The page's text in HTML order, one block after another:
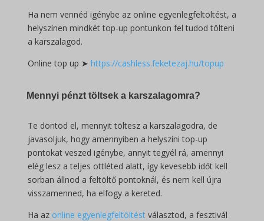
Ha nem vennéd igénybe az online egyenlegfeltöltést, a
helyszínen mindkét top-up pontunkon fel tudod tölteni
a karszalagod.
Online top up ➤ https://cashless.feketezaj.hu/topup
Mennyi pénzt töltsek a karszalagomra?
Te döntöd el, mennyit töltesz a karszalagodra, de
javasoljuk, hogy amennyiben a helyszíni top-up
pontokat veszed igénybe, annyit tegyél rá, amennyi
elég lesz a teljes ottléted alatt, így kevesebb időt kell
sorban állnod a feltöltő pontoknál, és nem kell újra
visszamenned, ha elfogy a kereted.
Ha az online egyenlegfeltöltést választod, a fesztivál